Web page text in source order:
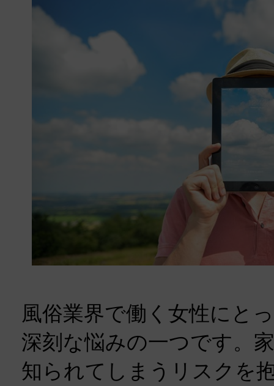
風俗業界で働く女性にと
深刻な悩みの一つです。
知られてしまうリスクを